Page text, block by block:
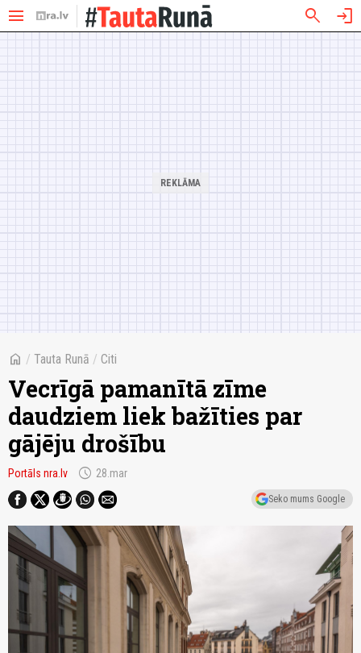
menu search login
home / Tauta Runā / Citi
Vecrīgā pamanītā zīme
daudziem liek bažīties par
gājēju drošību
Portāls nra.lv schedule 28.mar
Seko mums Google